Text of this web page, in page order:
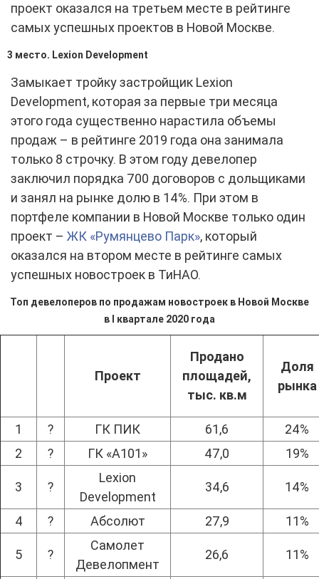
проект оказался на третьем месте в рейтинге
самых успешных проектов в Новой Москве.
3 место. Lexion Development
Замыкает тройку застройщик Lexion
Development, которая за первые три месяца
этого года существенно нарастила объемы
продаж – в рейтинге 2019 года она занимала
только 8 строчку. В этом году девелопер
заключил порядка 700 договоров с дольщиками
и занял на рынке долю в 14%. При этом в
портфеле компании в Новой Москве только один
проект – ЖК «Румянцево Парк», который
оказался на втором месте в рейтинге самых
успешных новостроек в ТиНАО.
Топ девелоперов по продажам новостроек в Новой Москве
в I квартале 2020 года
Проект
Продано
площадей,
тыс. кв.м
Доля
рынка
1 ? ГК ПИК 61,6
24%
2
? ГК «А101» 47,0 19%
3 ?
Lexion
Development
34,6 14%
4 ? Абсолют 27,9 11%
5 ?
Самолет
Девелопмент
26,6 11%